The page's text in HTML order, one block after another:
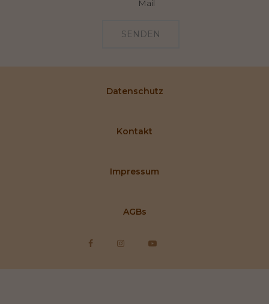
Mail
SENDEN
Datenschutz
Kontakt
Impressum
AGBs